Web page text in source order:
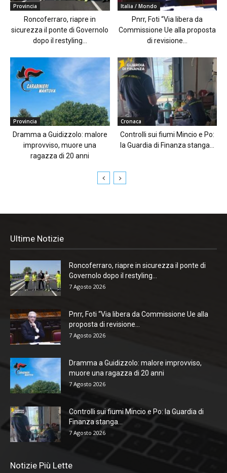
Provincia
Roncoferraro, riapre in
sicurezza il ponte di Governolo
dopo il restyling...
Italia / Mondo
Pnrr, Foti “Via libera da
Commissione Ue alla proposta
di revisione...
Provincia
Dramma a Guidizzolo: malore
improvviso, muore una
ragazza di 20 anni
Cronaca
Controlli sui fiumi Mincio e Po:
la Guardia di Finanza stanga...
Ultime Notizie
Roncoferraro, riapre in sicurezza il ponte di
Governolo dopo il restyling...
7 Agosto 2026
Pnrr, Foti “Via libera da Commissione Ue alla
proposta di revisione...
7 Agosto 2026
Dramma a Guidizzolo: malore improvviso,
muore una ragazza di 20 anni
7 Agosto 2026
Controlli sui fiumi Mincio e Po: la Guardia di
Finanza stanga...
7 Agosto 2026
Notizie Più Lette